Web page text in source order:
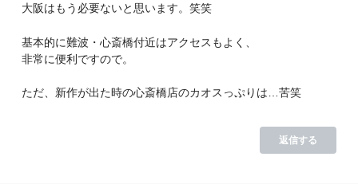
大阪はもう必要ないと思います。笑笑
基本的に難波・心斎橋付近はアクセスもよく、
非常に便利ですので。
ただ、新作が出た時の心斎橋店のカオスっぷりは…苦笑
返信する